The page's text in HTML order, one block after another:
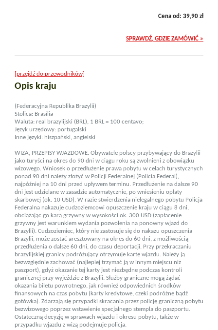
Cena od: 39,90 zł
SPRAWDŹ, GDZIE ZAMÓWIĆ »
[przejdź do przewodników]
Opis kraju
(Federacyjna Republika Brazylii)
Stolica: Brasília
Waluta: real brazylijski (BRL), 1 BRL = 100 centavo;
Język urzędowy: portugalski
Inne języki: hiszpański, angielski
WIZA, PRZEPISY WJAZDOWE. Obywatele polscy przyby­wający do Brazylii
jako turyści na okres do 90 dni w ciągu roku są zwolnieni z obowiązku
wizowego. Wniosek o przedłużenie prawa pobytu w celach turystycznych
ponad 90 dni należy złożyć w Policji Federalnej (Policia Federal),
najpóźniej na 10 dni przed upływem terminu. Przedłużenie na dalsze 90
dni jest udzielane w zasadzie automatycznie, po wniesieniu opłaty
skarbowej (ok. 10 USD). W razie stwierdzenia nielegalnego pobytu Policja
Federalna nakazuje cudzoziemcowi opu­szcze­nie kraju w ciągu 8 dni,
obciążając go karą grzywny w wyso­kości ok. 300 USD (zapłacenie
grzywny jest warunkiem wydania pozwolenia na ponowny wjazd do
Brazylii). Cudzo­ziemiec, który nie zastosuje się do nakazu opuszczenia
Brazylii, może zostać aresztowany na okres do 60 dni, z możliwością
przedłużenia o dalsze 60 dni, do czasu deportacji. Przy przekraczaniu
brazylijskiej granicy podróżujący otrzymuje kartę wjazdu. Należy ją
bezwzględnie zachować (najlepiej trzymać ją w innym miejscu niż
paszport), gdyż okazanie tej karty jest niezbędne podczas kontroli
granicznej przy wyjeździe z Brazylii. Służby graniczne mogą żądać
okazania biletu powrotnego, jak również odpowiednich środków
finansowych na czas pobytu (karty kredytowe, czeki podróżne bądź
gotówka). Zdarzają się przypadki skracania przez policję graniczną pobytu
bezwizowego poprzez wstawienie specjalnego stempla do paszportu.
Ostateczną decyzję w sprawach wjazdu i okresu pobytu, także w
przypadku wjazdu z wizą podejmuje policja.